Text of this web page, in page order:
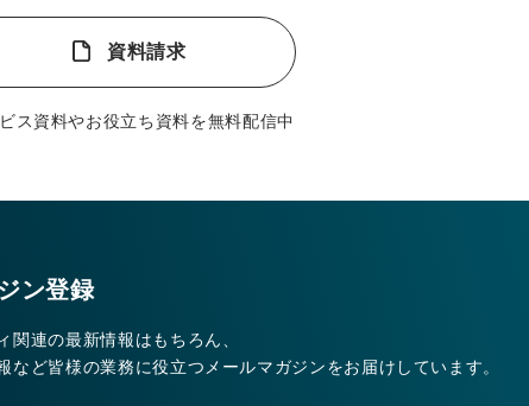
資料請求
ス資料やお役立ち資料を無料配信中
ン登録
関連の最新情報はもちろん、
など皆様の業務に役立つメールマガジンをお届けしています。